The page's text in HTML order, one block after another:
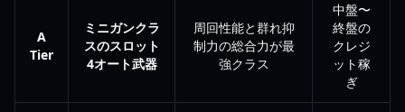
A
Tier
ミニガンクラ
スのスロット
4オート武器
周回性能と群れ抑
制力の総合力が最
強クラス
中盤〜
終盤の
クレジ
ット稼
ぎ